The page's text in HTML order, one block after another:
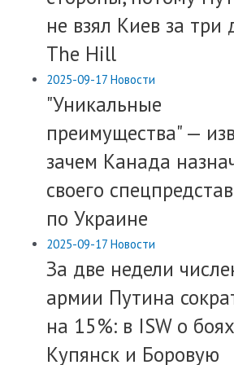
не взял Киев за три
The Hill
2025-09-17 Новости
​"Уникальные
преимущества" —
зачем Канада
своего
по Украине
2025-09-17 Новости
​За две недели
армии Путина
на 15%: в ISW о
Купянск и Боровую